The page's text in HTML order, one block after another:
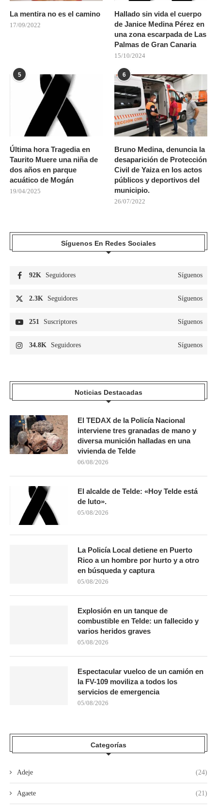
La mentira no es el camino
17/09/2022
Hallado sin vida el cuerpo
de Janice Medina Pérez en
una zona escarpada de Las
Palmas de Gran Canaria
15/10/2024
5
Última hora Tragedia en
Taurito Muere una niña de
dos años en parque
acuático de Mogán
19/04/2025
6
Bruno Medina, denuncia la
desaparición de Protección
Civil de Yaiza en los actos
públicos y deportivos del
municipio.
26/07/2022
Síguenos En Redes Sociales
92K Seguidores Síguenos
2.3K Seguidores Síguenos
251 Suscriptores Síguenos
34.8K Seguidores Síguenos
Noticias Destacadas
El TEDAX de la Policía Nacional
interviene tres granadas de mano y
diversa munición halladas en una
vivienda de Telde
06/08/2026
El alcalde de Telde: «Hoy Telde está
de luto».
05/08/2026
La Policía Local detiene en Puerto
Rico a un hombre por hurto y a otro
en búsqueda y captura
05/08/2026
Explosión en un tanque de
combustible en Telde: un fallecido y
varios heridos graves
05/08/2026
Espectacular vuelco de un camión en
la FV-109 moviliza a todos los
servicios de emergencia
05/08/2026
Categorías
Adeje (24)
Agaete (21)